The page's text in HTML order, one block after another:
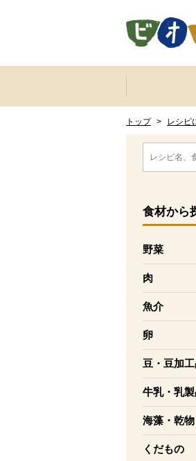
ここからサイト内共通メニューです。
サイト内共通メニューをスキップする
トップ > レシピ
ここから消費
食材から
野菜
を開く
肉
を開く
魚介
を開く
卵
を開く
豆・豆加
を開く
牛乳・乳
を開く
海藻・乾
を開く
くだもの
を開く
消費材検索メ
ここから本文